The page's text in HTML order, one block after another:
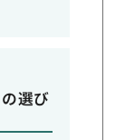
選び